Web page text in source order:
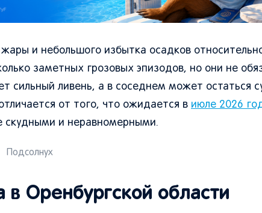
и небольшого избытка осадков
заметных грозовых эпизодов, но они не
сильный ливень, а в соседнем может остаться
от того, что ожидается в июле 2026
скудными и неравномерными.
Подсолнух
в Оренбургской области